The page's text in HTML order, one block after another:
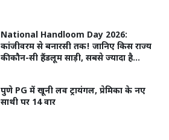
National Handloom Day 2026:
कांजीवरम से बनारसी तक! जानिए किस राज्य
की कौन-सी हैंडलूम साड़ी, सबसे ज्यादा है
पुणे PG में खूनी लव ट्रायंगल, प्रेमिका के नए
साथी पर 14 वार